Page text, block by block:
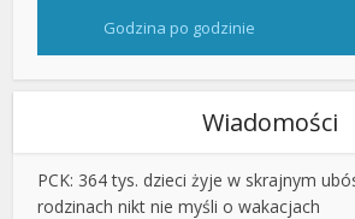
Godzina po godzinie
Wiadomości
PCK: 364 tys. dzieci żyje w skrajnym
rodzinach nikt nie myśli o wakacjach